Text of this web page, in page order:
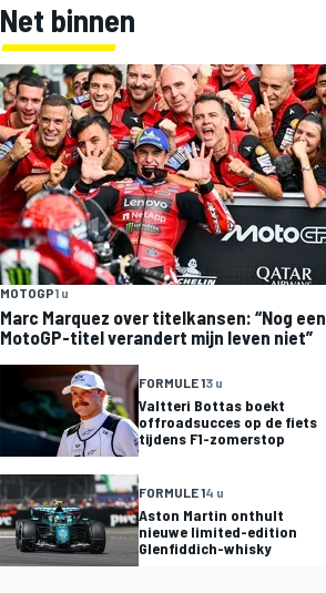
Net binnen
MOTOGP1 u
Marc Marquez over titelkansen: “Nog een
MotoGP-titel verandert mijn leven niet”
FORMULE 13 u
Valtteri Bottas boekt
offroadsucces op de fiets
tijdens F1-zomerstop
FORMULE 14 u
Aston Martin onthult
nieuwe limited-edition
Glenfiddich-whisky